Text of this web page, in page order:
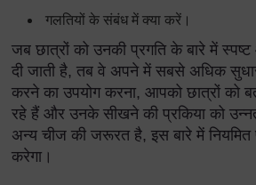
गलतियों के संबंध में क्या करें।
जब छात्रों को उनकी प्रगति के बारे में
दी जाती है, तब वे अपने में सबसे अधिक
करने का उपयोग करना, आपको छात्रों को
रहे हैं और उनके सीखने की प्रकिया को
अन्य चीज की जरूरत है, इस बारे में नियमित
करेगा।